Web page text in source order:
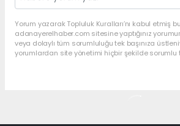
Yorum yazarak Topluluk Kuralları’nı kabul etmiş
adanayerelhaber.com sitesine yaptığınız
veya dolaylı tüm sorumluluğu tek başınıza
yorumlardan site yönetimi hiçbir şekilde sorumlu